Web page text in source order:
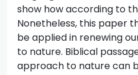
show how according to
Nonetheless, this paper
be applied in renewing
to nature. Biblical
approach to nature can